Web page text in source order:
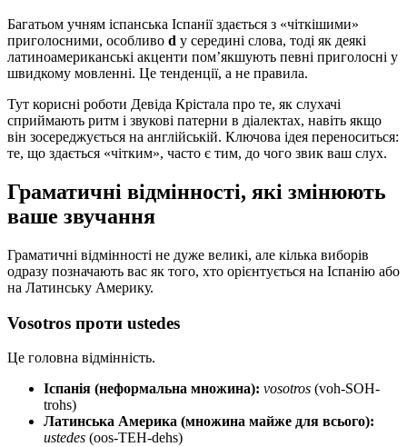
Багатьом учням іспанська Іспанії здається з «чіткішими»
приголосними, особливо d у середині слова, тоді як деякі
латиноамериканські акценти пом’якшують певні приголосні у
швидкому мовленні. Це тенденції, а не правила.
Тут корисні роботи Девіда Крістала про те, як слухачі
сприймають ритм і звукові патерни в діалектах, навіть якщо
він зосереджується на англійській. Ключова ідея переноситься:
те, що здається «чітким», часто є тим, до чого звик ваш слух.
Граматичні відмінності, які змінюють
ваше звучання
Граматичні відмінності не дуже великі, але кілька виборів
одразу позначають вас як того, хто орієнтується на Іспанію або
на Латинську Америку.
Vosotros проти ustedes
Це головна відмінність.
Іспанія (неформальна множина): vosotros (voh-SOH-
trohs)
Латинська Америка (множина майже для всього):
ustedes (oos-TEH-dehs)